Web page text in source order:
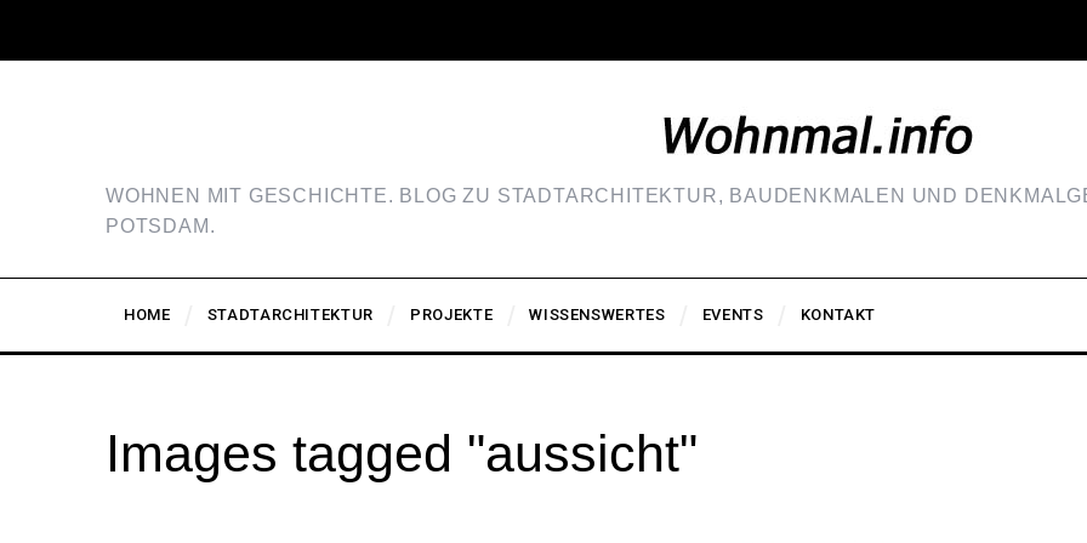
WOHNEN MIT GESCHICHTE. BLOG ZU STADTARCHITEKTUR, BAUDENKMALEN UND
POTSDAM.
HOME STADTARCHITEKTUR PROJEKTE WISSENSWERTES EVENTS KONTAKT
Images tagged "aussicht"